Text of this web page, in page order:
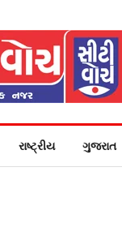
રાષ્ટ્રીય ગુજરાત